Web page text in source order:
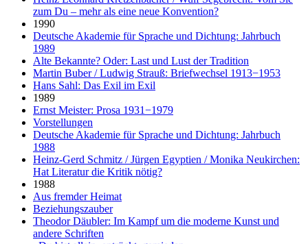
zum Du – mehr als eine neue Konvention?
1990
Deutsche Akademie für Sprache und Dichtung: Jahrbuch
1989
Alte Bekannte? Oder: Last und Lust der Tradition
Martin Buber / Ludwig Strauß: Briefwechsel 1913−1953
Hans Sahl: Das Exil im Exil
1989
Ernst Meister: Prosa 1931−1979
Vorstellungen
Deutsche Akademie für Sprache und Dichtung: Jahrbuch
1988
Heinz-Gerd Schmitz / Jürgen Egyptien / Monika Neukirchen:
Hat Literatur die Kritik nötig?
1988
Aus fremder Heimat
Beziehungszauber
Theodor Däubler: Im Kampf um die moderne Kunst und
andere Schriften